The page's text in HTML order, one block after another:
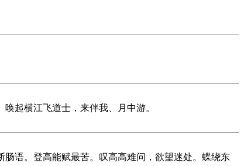
起横江飞道士，来伴我、月中游。
语。登高能赋最苦。叹高高难问，欲望迷处。蝶绕东